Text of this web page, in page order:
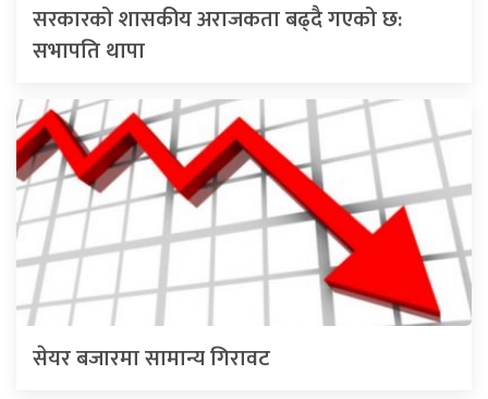
सरकारको शासकीय अराजकता बढ्दै गएको छ:
सभापति थापा
सेयर बजारमा सामान्य गिरावट